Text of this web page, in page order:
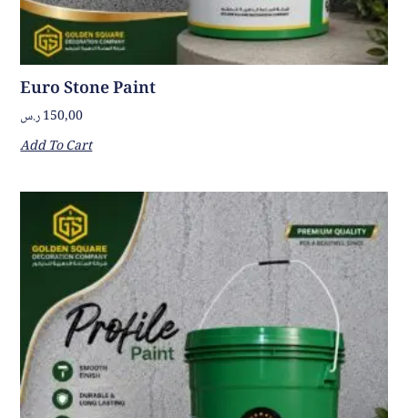
Euro Stone Paint
150,00ر.س
Add To Cart